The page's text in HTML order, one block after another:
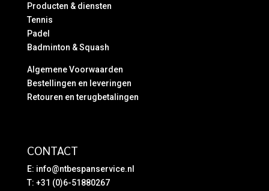
Producten & diensten
Tennis
Padel
Badminton & Squash
Algemene Voorwaarden
Bestellingen en leveringen
Retouren en terugbetalingen
CONTACT
E: info@ntbespanservice.nl
T: +31 (0)6-51880267